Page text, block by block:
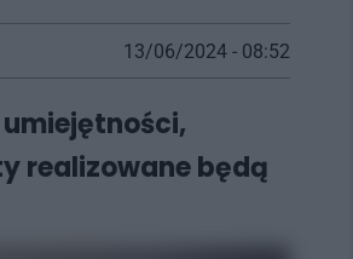
13/06/2024 - 08:52
realizowane będą